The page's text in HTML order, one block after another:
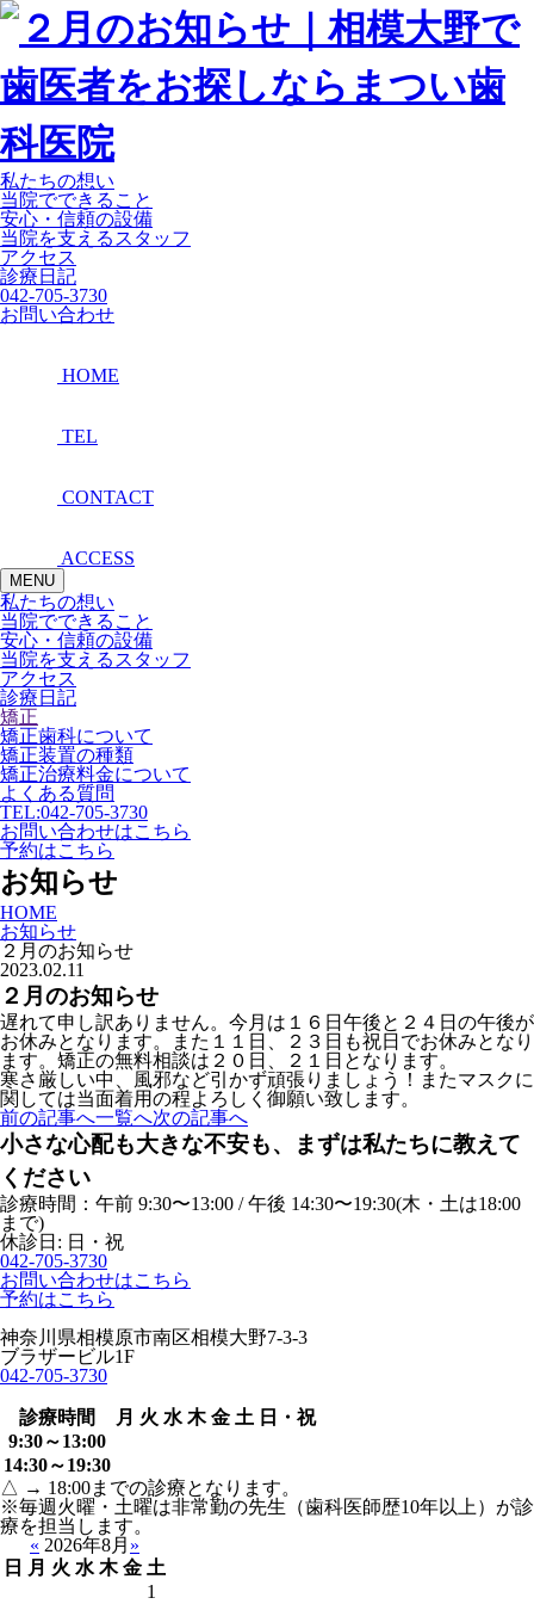
私たちの想い
当院でできること
安心・信頼の設備
当院を支えるスタッフ
アクセス
診療日記
042-705-3730
お問い合わせ
HOME
TEL
CONTACT
ACCESS
MENU
私たちの想い
当院でできること
安心・信頼の設備
当院を支えるスタッフ
アクセス
診療日記
矯正
矯正歯科について
矯正装置の種類
矯正治療料金について
よくある質問
TEL:042-705-3730
お問い合わせはこちら
予約はこちら
お知らせ
HOME
お知らせ
２月のお知らせ
2023.02.11
２月のお知らせ
遅れて申し訳ありません。今月は１６日午後と２４日の午後が
お休みとなります。また１１日、２３日も祝日でお休みとなり
ます。矯正の無料相談は２０日、２１日となります。
寒さ厳しい中、風邪など引かず頑張りましょう！またマスクに
関しては当面着用の程よろしく御願い致します。
前の記事へ一覧へ次の記事へ
小さな心配も大きな不安も、まずは私たちに教えて
ください
診療時間：午前 9:30〜13:00 / 午後 14:30〜19:30(木・土は18:00
まで)
休診日: 日・祝
042-705-3730
お問い合わせはこちら
予約はこちら
神奈川県相模原市南区相模大野7-3-3
ブラザービル1F
042-705-3730
診療時間 月 火 水 木 金 土 日・祝
9:30～13:00
14:30～19:30
△ → 18:00までの診療となります。
※毎週火曜・土曜は非常勤の先生（歯科医師歴10年以上）が診
療を担当します。
« 2026年8月 »
日
月 火 水 木 金 土
1